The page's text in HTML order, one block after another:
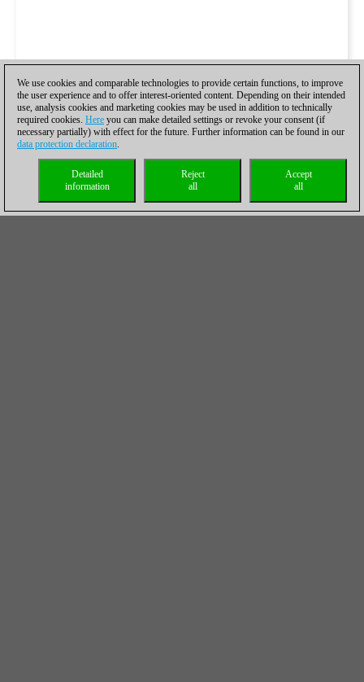
We use cookies and comparable technologies to provide certain functions, to improve
the user experience and to offer interest-oriented content. Depending on their intended
use, analysis cookies and marketing cookies may be used in addition to technically
required cookies. Here you can make detailed settings or revoke your consent (if
necessary partially) with effect for the future. Further information can be found in our
data protection declaration.
Accept
all
Reject
all
Detailed
information